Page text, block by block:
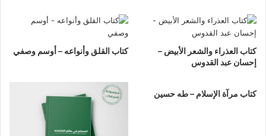
كتاب العذراء والشعر الأبيض –
إحسان عبد القدوس
كتاب القلق وأنواعه – أوسم وصفي
كتاب مرآة الإسلام – طه حسين